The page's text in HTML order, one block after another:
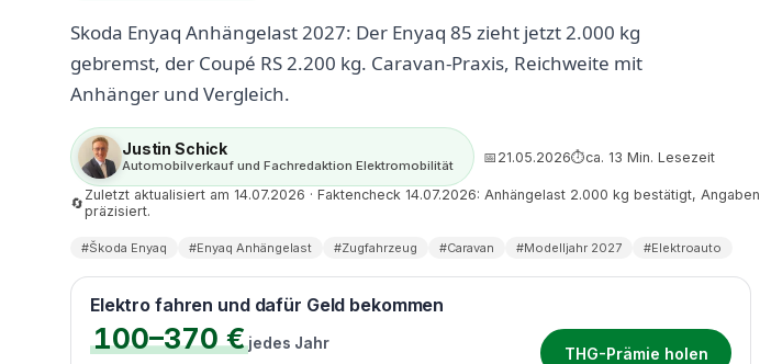
Skoda Enyaq Anhängelast 2027: Der Enyaq 85 zieht jetzt 2.000 kg
gebremst, der Coupé RS 2.200 kg. Caravan-Praxis, Reichweite mit
Anhänger und Vergleich.
Justin Schick
Automobilverkauf und Fachredaktion Elektromobilität 📅 21.05.2026⏱ca. 13 Min. Lesezeit
🔄
Zuletzt aktualisiert am 14.07.2026 · Faktencheck 14.07.2026: Anhängelast 2.000 kg bestätigt, Angaben
präzisiert.
#Škoda Enyaq #Enyaq Anhängelast #Zugfahrzeug #Caravan #Modelljahr 2027 #Elektroauto
Elektro fahren und dafür Geld bekommen
100–370 € jedes Jahr
THG-Prämie holen